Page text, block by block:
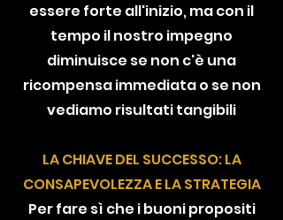
essere forte all'inizio, ma con il
tempo il nostro impegno
diminuisce se non c'è una
ricompensa immediata o se non
vediamo risultati tangibili
LA CHIAVE DEL SUCCESSO: LA
CONSAPEVOLEZZA E LA STRATEGIA
Per fare sì che i buoni propositi